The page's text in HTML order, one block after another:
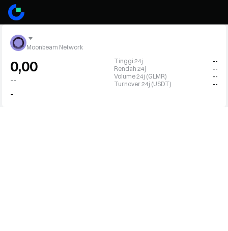
Moonbeam Network
0,00
--
-
Tinggi 24j
--
Rendah 24j
--
Volume 24j (GLMR)
--
Turnover 24j (USDT)
--